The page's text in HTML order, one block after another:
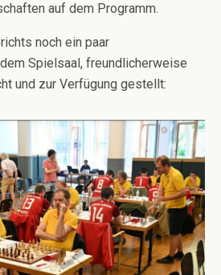
auf dem Programm.
noch ein paar
Spielsaal, freundlicherweise
und zur Verfügung gestellt: